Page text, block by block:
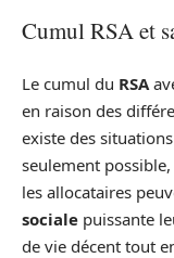
Cumul RSA et
Le cumul du RSA
en raison des
existe des
seulement
les allocataires
sociale puissante
de vie décent tout